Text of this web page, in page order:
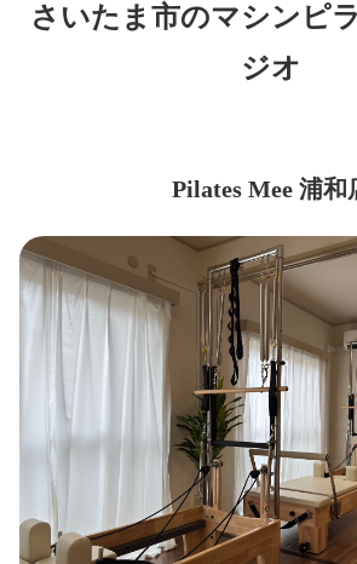
さいたま市のマシンピ
ジオ
Pilates Mee 浦和